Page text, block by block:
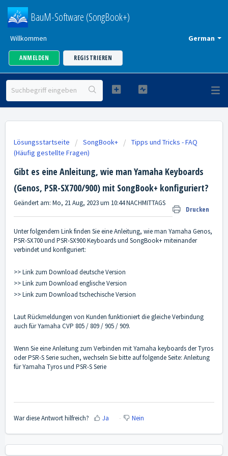
BauM-Software (SongBook+)
German
Willkommen
ANMELDEN REGISTRIEREN
Lösungsstartseite SongBook+
Tipps und Tricks - FAQ
(Häufig gestellte Fragen)
Gibt es eine Anleitung, wie man Yamaha Keyboards
(Genos, PSR-SX700/900) mit SongBook+ konfiguriert?
Drucken
Geändert am: Mo, 21 Aug, 2023 um 10:44 NACHMITTAGS
Unter folgendem Link finden Sie eine Anleitung, wie man Yamaha Genos,
PSR-SX700 und PSR-SX900 Keyboards und SongBook+ miteinander
verbindet und konfiguriert:
>> Link zum Download deutsche Version
>> Link zum Download englische Version
>> Link zum Download tschechische Version
Laut Rückmeldungen von Kunden funktioniert die gleiche Verbindung
auch für Yamaha CVP 805 / 809 / 905 / 909.
Wenn Sie eine Anleitung zum Verbinden mit Yamaha keyboards der Tyros
oder PSR-S Serie suchen, wechseln Sie bitte auf folgende Seite: Anleitung
für Yamaha Tyros und PSR-S Serie
War diese Antwort hilfreich? Ja Nein